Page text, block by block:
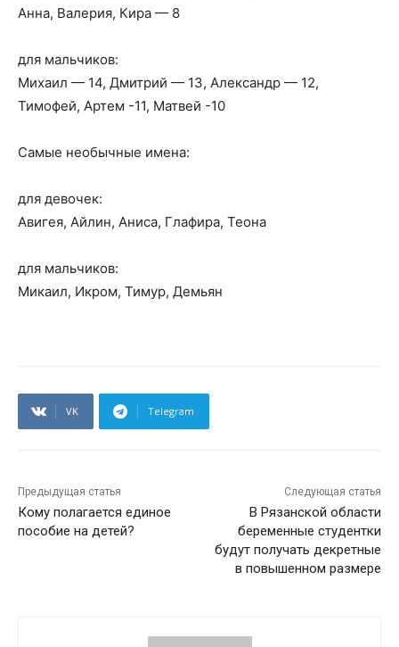
Анна, Валерия, Кира — 8
для мальчиков:
Михаил — 14, Дмитрий — 13, Александр — 12,
Тимофей, Артем -11, Матвей -10
Самые необычные имена:
для девочек:
Авигея, Айлин, Аниса, Глафира, Теона
для мальчиков:
Микаил, Икром, Тимур, Демьян
VK Telegram
Предыдущая статья
Кому полагается единое
пособие на детей?
Следующая статья
В Рязанской области
беременные студентки
будут получать декретные
в повышенном размере